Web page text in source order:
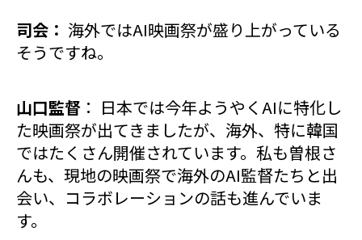
司会： 海外ではAI映画祭が盛り上がっている
そうですね。
山口監督 ： 日本では今年ようやくAIに特化し
た映画祭が出てきましたが、海外、特に韓国
ではたくさん開催されています。私も曽根さ
んも、現地の映画祭で海外のAI監督たちと出
会い、コラボレーションの話も進んでいま
す。